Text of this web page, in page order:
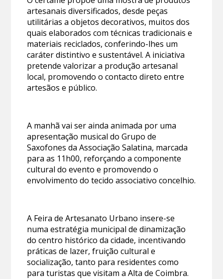
artesanais diversificados, desde peças
utilitárias a objetos decorativos, muitos dos
quais elaborados com técnicas tradicionais e
materiais reciclados, conferindo-lhes um
caráter distintivo e sustentável. A iniciativa
pretende valorizar a produção artesanal
local, promovendo o contacto direto entre
artesãos e público.
A manhã vai ser ainda animada por uma
apresentação musical do Grupo de
Saxofones da Associação Salatina, marcada
para as 11h00, reforçando a componente
cultural do evento e promovendo o
envolvimento do tecido associativo concelhio.
A Feira de Artesanato Urbano insere-se
numa estratégia municipal de dinamização
do centro histórico da cidade, incentivando
práticas de lazer, fruição cultural e
socialização, tanto para residentes como
para turistas que visitam a Alta de Coimbra.